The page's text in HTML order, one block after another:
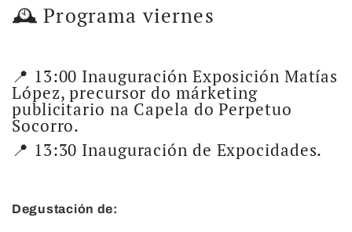
🕰️ Programa viernes
📍 13:00 Inauguración Exposición Matías
López, precursor do márketing
publicitario na Capela do Perpetuo
Socorro.
📍 13:30 Inauguración de Expocidades.
Degustación de: